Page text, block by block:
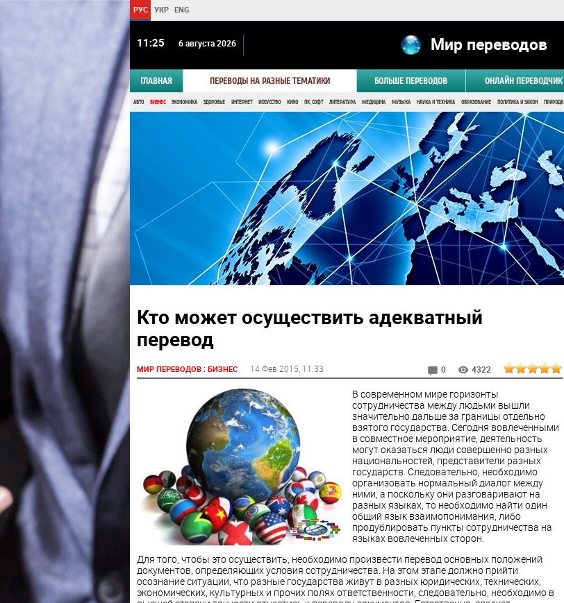
РУС УКР ENG
11 25 6 августа 2026 Мир переводов
ГЛАВНАЯ ПЕРЕВОДЫ НА РАЗНЫЕ ТЕМАТИКИ БОЛЬШЕ ПЕРЕВОДОВ ОНЛАЙН ПЕРЕВОДЧИК
АВТО БИЗНЕС ЭКОНОМИКА ЗДОРОВЬЕ ИНТЕРНЕТ ИСКУССТВО КИНО ПК, СОФТ ЛИТЕРАТУРА МЕДИЦИНА МУЗЫКА НАУКА И ТЕХНИКА ОБРАЗОВАНИЕ ПОЛИТИКА И ЗАКОН ПРИРОДА
Кто может осуществить адекватный
перевод
МИР ПЕРЕВОДОВ: БИЗНЕС 14 Фев 2015 , 11:33 0 4322
В современном мире горизонты
сотрудничества между людьми вышли
значительно дальше за границы отдельно
взятого государства. Сегодня вовлеченными
в совместное мероприятие, деятельность
могут оказаться люди совершенно разных
национальностей, представители разных
государств. Следовательно, необходимо
организовать нормальный диалог между
ними, а поскольку они разговаривают на
разных языках, то необходимо найти один
общий язык взаимопонимания, либо
продублировать пункты сотрудничества на
языках вовлеченных сторон.
Для того, чтобы это осуществить, необходимо произвести перевод основных положений
документов, определяющих условия сотрудничества. На этом этапе должно прийти
осознание ситуации, что разные государства живут в разных юридических, технических,
экономических, культурных и прочих полях ответственности, следовательно, необходимо в